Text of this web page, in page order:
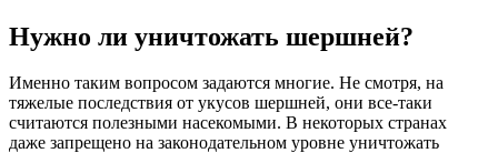
Нужно ли уничтожать шершней?
Именно таким вопросом задаются многие. Не смотря, на
тяжелые последствия от укусов шершней, они все-таки
считаются полезными насекомыми. В некоторых странах
даже запрещено на законодательном уровне уничтожать